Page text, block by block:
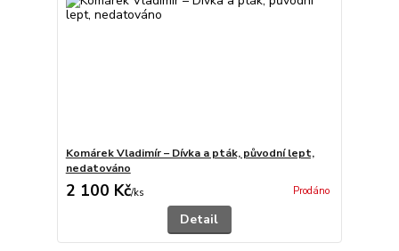
Komárek Vladimír – Dívka a pták, původní lept,
nedatováno
2 100 Kč/ks Prodáno
Detail